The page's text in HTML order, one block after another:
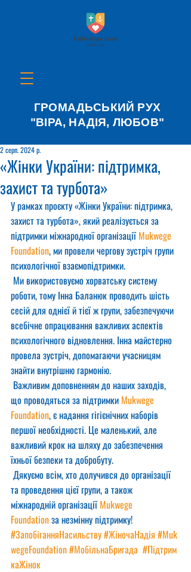
ГРОМАДЬСЬКИЙ РУХ
"ВІРА, НАДІЯ, ЛЮБОВ"
«Жінки України: підтримка,
захист та турбота»
2 серп. 2024 р.
У рамках проєкту «Жінки України: підтримка,
захист та турбота», який реалізується за
підтримки міжнародної організації Mukwege
Foundation, ми провели чергову зустріч групи
психологічної взаємопідтримки.
Ми використовуємо хорватську систему
роботи, тому Інна Баланюк проводить шість
сесій для однієї й тієї ж групи, забезпечуючи
всебічне опрацювання важливих аспектів
психологічного відновлення. Інна майстерно
провела зустріч, допомагаючи учасницям
знайти внутрішню гармонію.
Важливим доповненням до наших заходів,
що проводяться за підтримки Mukwege
Foundation, є надання гігієнічних наборів
першої необхідності. Це маленький, але
важливий крок на шляху до забезпечення
їхньої безпеки та добробуту.
Дякуємо всім, хто долучився до організації
та проведення цієї групи, а також
міжнародній організації Mukwege
Foundation за незмінну підтримку!
#ЗапобіганняНасильству#ЖіночаНадія #Muk
wegeFoundation#МобільнаБригада #Підтрим
каЖінок